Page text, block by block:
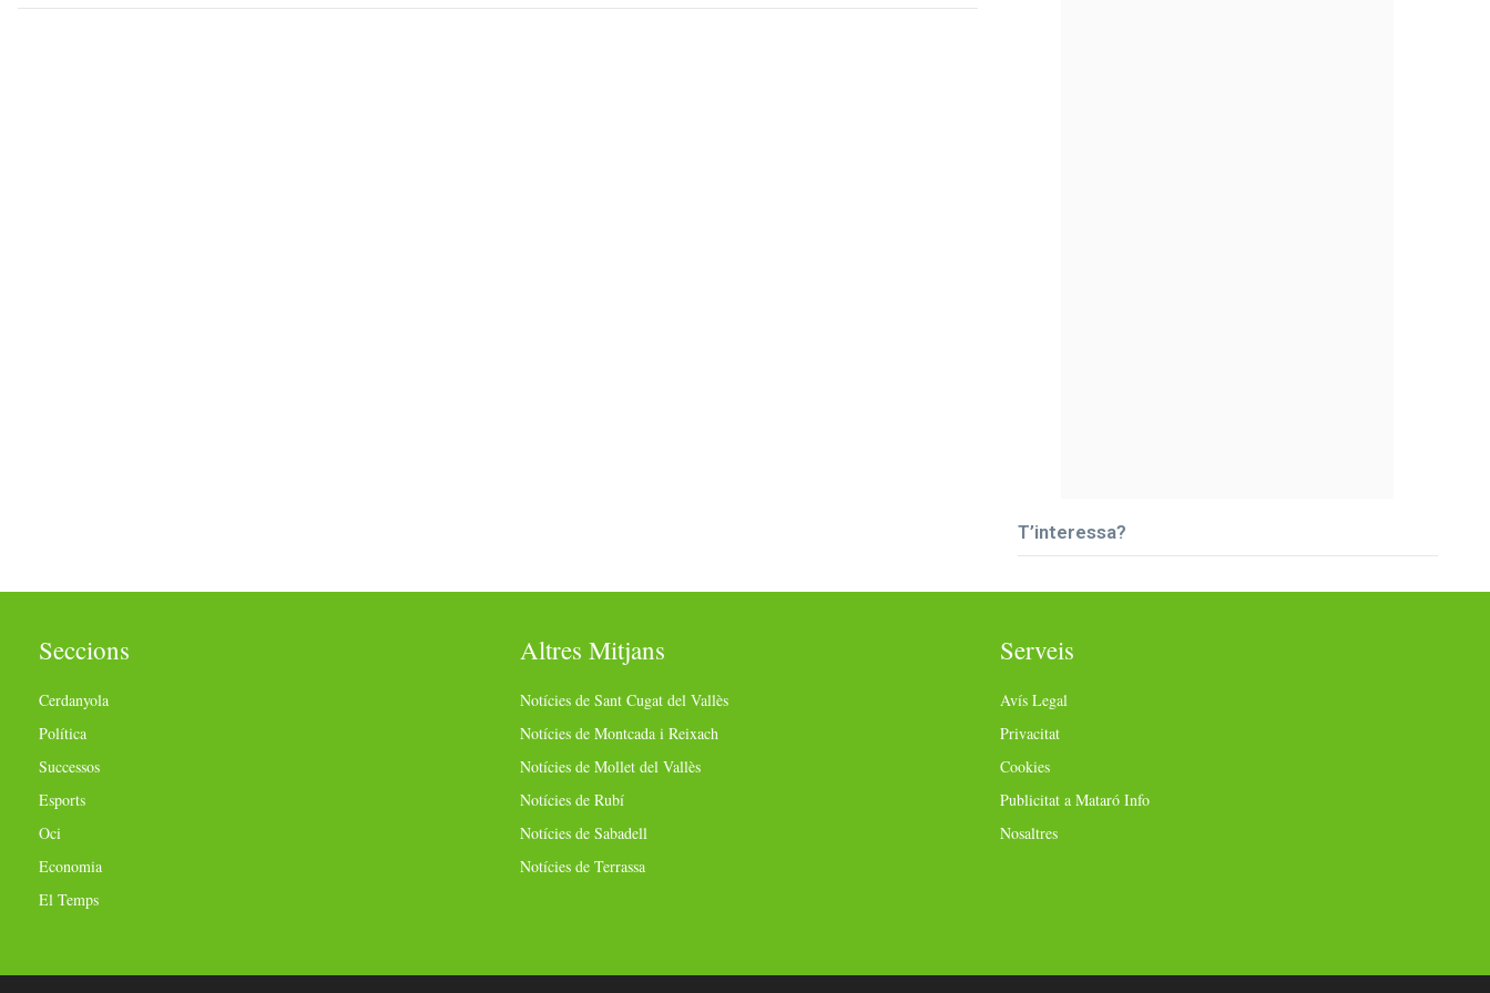
T’interessa?
Seccions
Cerdanyola
Política
Successos
Esports
Oci
Economia
El Temps
Altres Mitjans
Notícies de Sant Cugat del Vallès
Notícies de Montcada i Reixach
Notícies de Mollet del Vallès
Notícies de Rubí
Notícies de Sabadell
Notícies de Terrassa
Serveis
Avís Legal
Privacitat
Cookies
Publicitat a Mataró Info
Nosaltres